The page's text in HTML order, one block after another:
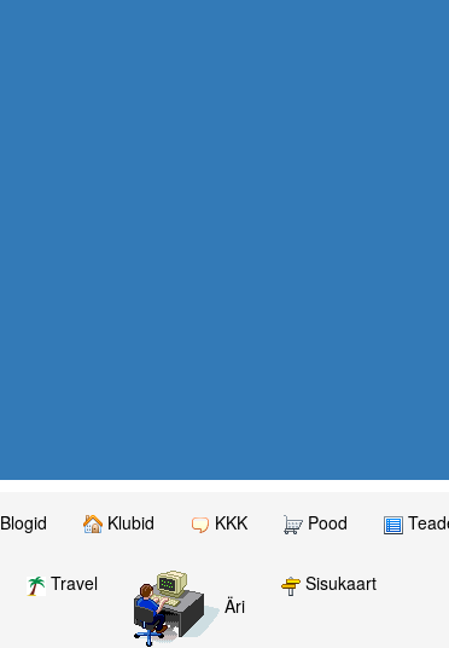
Blogid Klubid KKK Pood
Travel
Äri
Sisukaart